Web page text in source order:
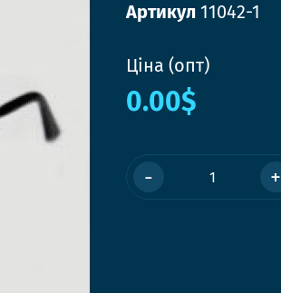
Артикул 11042-1
Ціна (опт)
0.00$
- +